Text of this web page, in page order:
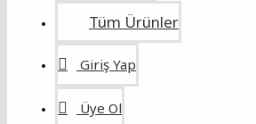
Tüm Ürünler
Giriş Yap
Üye Ol